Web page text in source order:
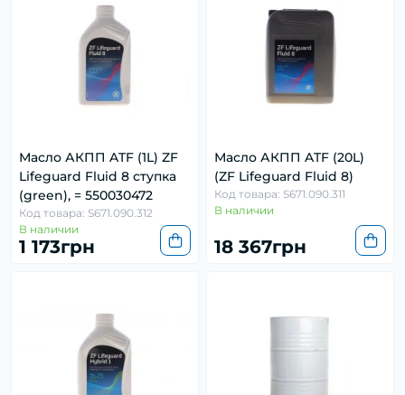
Масло АКПП ATF (1L) ZF
Lifeguard Fluid 8 ступка
(green), = 550030472
Код товара: S671.090.312
В наличии
1 173грн
Масло АКПП ATF (20L)
(ZF Lifeguard Fluid 8)
Код товара: S671.090.311
В наличии
18 367грн